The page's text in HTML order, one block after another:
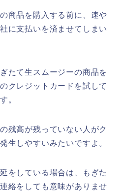
商品を購入する前に、速や
に支払いを済ませてしまい
たて生スムージーの商品を
クレジットカードを試して
。
残高が残っていない人がク
生しやすいみたいですよ。
をしている場合は、もぎた
絡をしても意味がありませ